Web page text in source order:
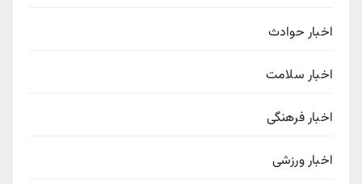
اخبار حوادث
اخبار سلامت
اخبار فرهنگی
اخبار ورزشی